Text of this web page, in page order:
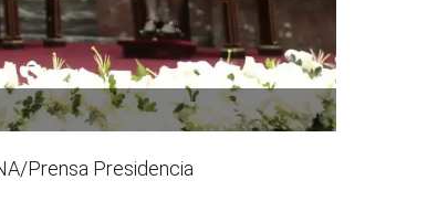
Prensa Presidencia